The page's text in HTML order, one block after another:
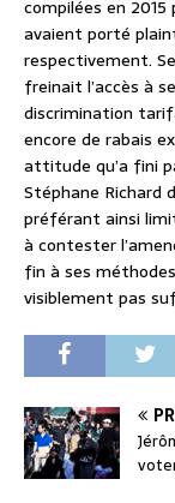
compilées en 2015
avaient porté
respectivement.
freinait l’accès à
discrimination
encore de rabais
attitude qu’a fini
Stéphane Richard
préférant ainsi
à contester
fin à ses
visiblement pas